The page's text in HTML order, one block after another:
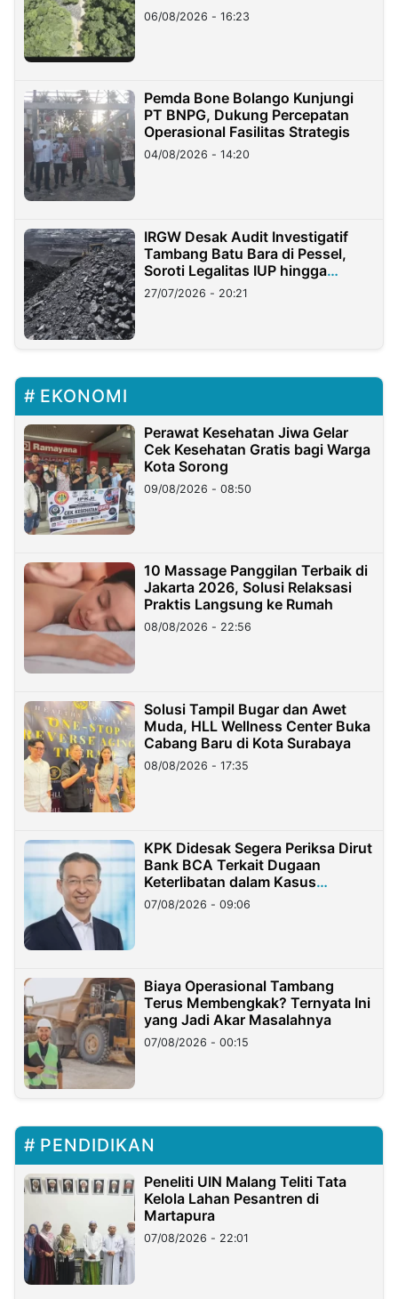
06/08/2026 - 16:23
Pemda Bone Bolango Kunjungi
PT BNPG, Dukung Percepatan
Operasional Fasilitas Strategis
04/08/2026 - 14:20
IRGW Desak Audit Investigatif
Tambang Batu Bara di Pessel,
Soroti Legalitas IUP hingga
Stockpile
27/07/2026 - 20:21
EKONOMI
Perawat Kesehatan Jiwa Gelar
Cek Kesehatan Gratis bagi Warga
Kota Sorong
09/08/2026 - 08:50
10 Massage Panggilan Terbaik di
Jakarta 2026, Solusi Relaksasi
Praktis Langsung ke Rumah
08/08/2026 - 22:56
Solusi Tampil Bugar dan Awet
Muda, HLL Wellness Center Buka
Cabang Baru di Kota Surabaya
08/08/2026 - 17:35
KPK Didesak Segera Periksa Dirut
Bank BCA Terkait Dugaan
Keterlibatan dalam Kasus
Hilangnya Dana Nasabah Rp2,58
Miliar
07/08/2026 - 09:06
Biaya Operasional Tambang
Terus Membengkak? Ternyata Ini
yang Jadi Akar Masalahnya
07/08/2026 - 00:15
PENDIDIKAN
Peneliti UIN Malang Teliti Tata
Kelola Lahan Pesantren di
Martapura
07/08/2026 - 22:01